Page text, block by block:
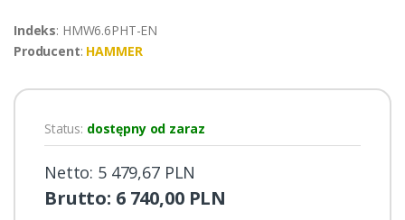
Indeks: HMW6.6PHT-EN
Producent: HAMMER
Status: dostępny od zaraz
Netto: 5 479,67 PLN
Brutto: 6 740,00 PLN